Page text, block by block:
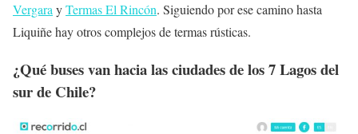
Vergara yTermas El Rincón. Siguiendo por ese camino hasta
Liquiñe hay otros complejos de termas rústicas.
¿Qué buses van hacia las ciudades de los 7 Lagos del
sur de Chile?